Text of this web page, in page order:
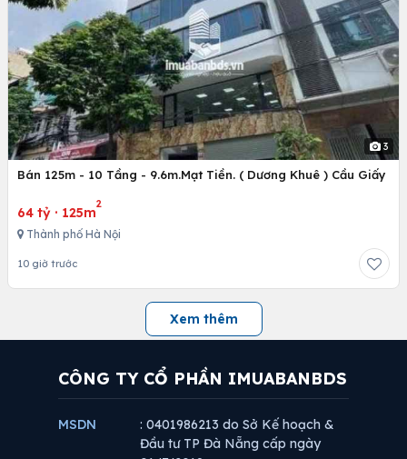
3
Bán 125m - 10 Tầng - 9.6m.Mạt Tiền. ( Dương Khuê ) Cầu Giấy
64 tỷ · 125m
2
Thành phố Hà Nội
10 giờ trước
Xem thêm
CÔNG TY CỔ PHẦN IMUABANBDS
MSDN
: 0401986213 do Sở Kế hoạch &
Đầu tư TP Đà Nẵng cấp ngày